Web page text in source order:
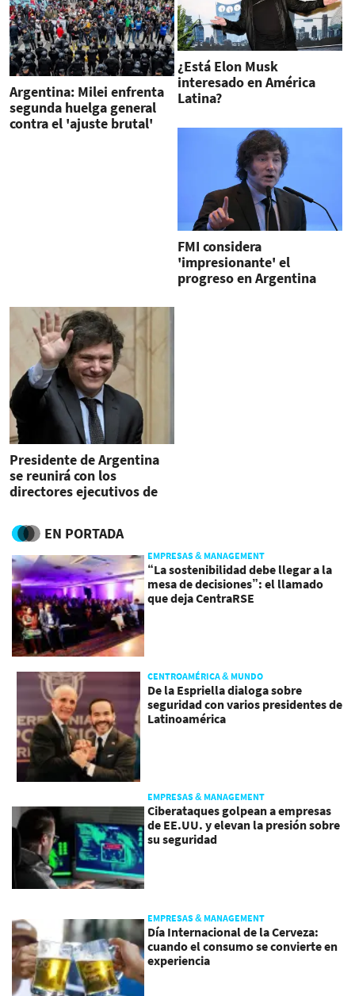
Argentina: Milei enfrenta
segunda huelga general
contra el 'ajuste brutal'
¿Está Elon Musk
interesado en América
Latina?
FMI considera
'impresionante' el
progreso en Argentina
Presidente de Argentina
se reunirá con los
directores ejecutivos de
EEUU
EN PORTADA
EMPRESAS & MANAGEMENT
“La sostenibilidad debe llegar a la
mesa de decisiones”: el llamado
que deja CentraRSE
CENTROAMÉRICA & MUNDO
De la Espriella dialoga sobre
seguridad con varios presidentes de
Latinoamérica
EMPRESAS & MANAGEMENT
Ciberataques golpean a empresas
de EE.UU. y elevan la presión sobre
su seguridad
EMPRESAS & MANAGEMENT
Día Internacional de la Cerveza:
cuando el consumo se convierte en
experiencia